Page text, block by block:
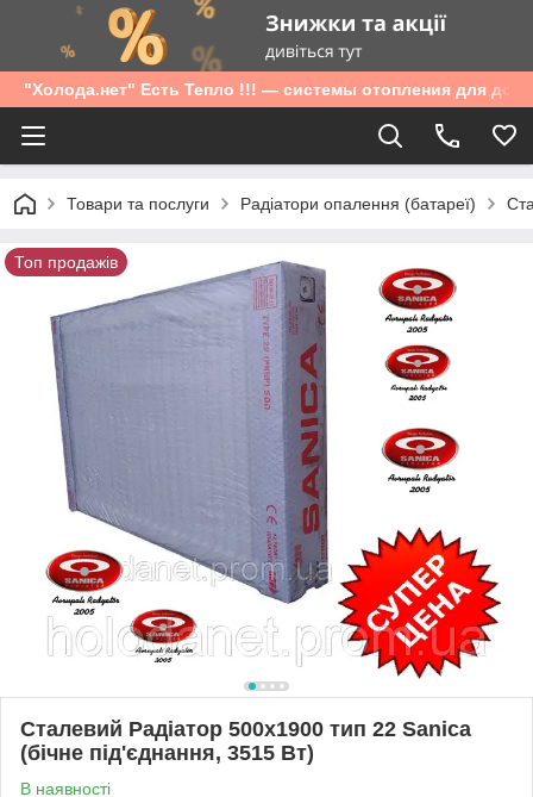
"Холода.нет" Есть Тепло !!! — системы отопления для дома
Товари та послуги Радіатори опалення (батареї)
Топ продажів
Сталевий Радіатор 500x1900 тип 22 Sanica
(бічне під'єднання, 3515 Вт)
В наявності